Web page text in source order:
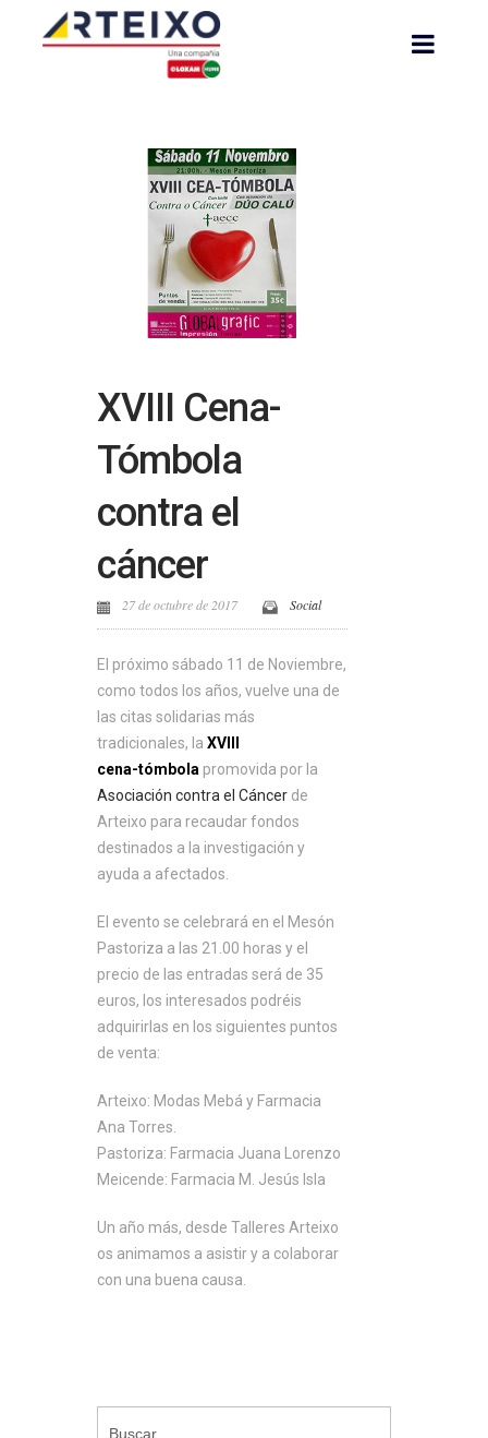
XVIII Cena-
Tómbola
contra el
cáncer
27 de octubre de 2017 Social
El próximo sábado 11 de Noviembre,
como todos los años, vuelve una de
las citas solidarias más
tradicionales, la XVIII
cena-tómbola promovida por la
Asociación contra el Cáncer de
Arteixo para recaudar fondos
destinados a la investigación y
ayuda a afectados.
El evento se celebrará en el Mesón
Pastoriza a las 21.00 horas y el
precio de las entradas será de 35
euros, los interesados podréis
adquirirlas en los siguientes puntos
de venta:
Arteixo: Modas Mebá y Farmacia
Ana Torres.
Pastoriza: Farmacia Juana Lorenzo
Meicende: Farmacia M. Jesús Isla
Un año más, desde Talleres Arteixo
os animamos a asistir y a colaborar
con una buena causa.